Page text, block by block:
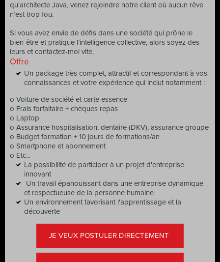
qu'architecte Java, venez rejoindre notre client où aucun rêve
n’est trop fou.
Si vous avez envie de défis dans une société qui prône le
bien-être et pratique l’intelligence collective, alors soyez des
leurs et contactez-moi vite.
Offre
Un package très complet, attractif et correspondant à vos
connaissances et votre expérience qui inclut notamment :
o Voiture de société et carte essence
o Frais forfaitaire + chèques repas
o Laptop
o Assurance hospitalisation, dentaire (DKV), assurance groupe
o Budget formation + 10 jours de formations/an
o Smartphone et abonnement
o Etc...
La possibilité de participer à un projet d'entreprise
innovant
Un travail épanouissant dans une entreprise dynamique
et respectueuse de la personne humaine
Un environnement favorisant l'apprentissage et la
découverte
JE VEUX POSTULER DIRECTEMENT